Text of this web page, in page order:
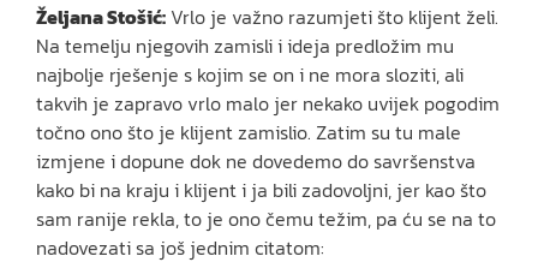
Željana Stošić: Vrlo je važno razumjeti što klijent želi.
Na temelju njegovih zamisli i ideja predložim mu
najbolje rješenje s kojim se on i ne mora sloziti, ali
takvih je zapravo vrlo malo jer nekako uvijek pogodim
točno ono što je klijent zamislio. Zatim su tu male
izmjene i dopune dok ne dovedemo do savršenstva
kako bi na kraju i klijent i ja bili zadovoljni, jer kao što
sam ranije rekla, to je ono čemu težim, pa ću se na to
nadovezati sa još jednim citatom: